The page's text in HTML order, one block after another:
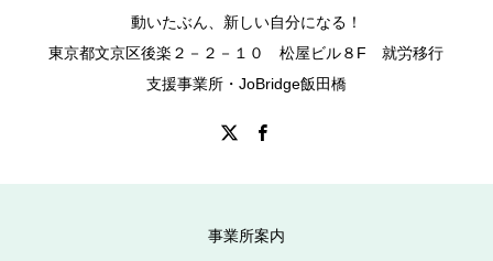
動いたぶん、新しい自分になる！
東京都文京区後楽２－２－１０ 松屋ビル８F 就労移行
支援事業所・JoBridge飯田橋
事業所案内